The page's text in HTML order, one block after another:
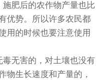
肥后的农作物产量也比
优势。所以许多农民都
用的时候也要注意使用
无害的，对土壤也没有
物生长速度和产量的，